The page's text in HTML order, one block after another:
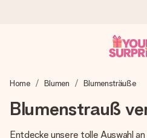
Wir bereiten dein Geschenk
überreichen kannst, wenn es
Home Blumen Blumensträuße
Blumenstrauß
Entdecke unsere tolle Auswahl